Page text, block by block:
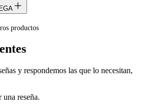
productos
y respondemos las que lo necesitan,
reseña.